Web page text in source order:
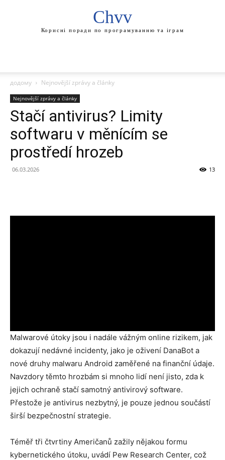
Chvv
Корисні поради по програмуванню та іграм
додому Nejnovější zprávy a články
Nejnovější zprávy a články
Stačí antivirus? Limity
softwaru v měnícím se
prostředí hrozeb
06.03.2026 13
Malwarové útoky jsou i nadále vážným online rizikem, jak
dokazují nedávné incidenty, jako je oživení DanaBot a
nové druhy malwaru Android zaměřené na finanční údaje.
Navzdory těmto hrozbám si mnoho lidí není jisto, zda k
jejich ochraně stačí samotný antivirový software.
Přestože je antivirus nezbytný, je pouze jednou součástí
širší bezpečnostní strategie.
Téměř tři čtvrtiny Američanů zažily nějakou formu
kybernetického útoku, uvádí Pew Research Center, což